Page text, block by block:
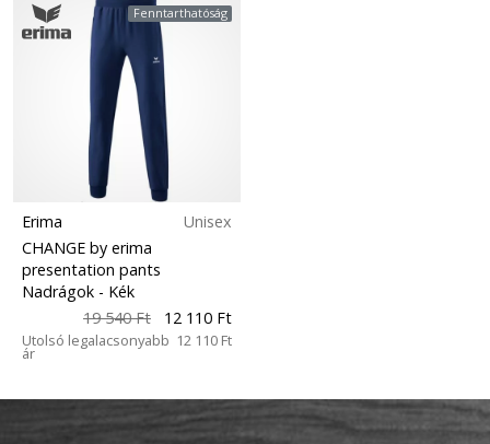
Fenntarthatóság
Erima
Unisex
CHANGE by erima
presentation pants
Nadrágok - Kék
19 540 Ft
12 110 Ft
Utolsó legalacsonyabb
ár
12 110 Ft